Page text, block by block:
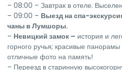
– 08:00 – Завтрак в отеле.
– 09:00 – Выезд на спа-
чаны в Лумшоры.
– Невицкий замок – история и
горного ручья; красивые
отличные фото на память!
– Переезд в старинную